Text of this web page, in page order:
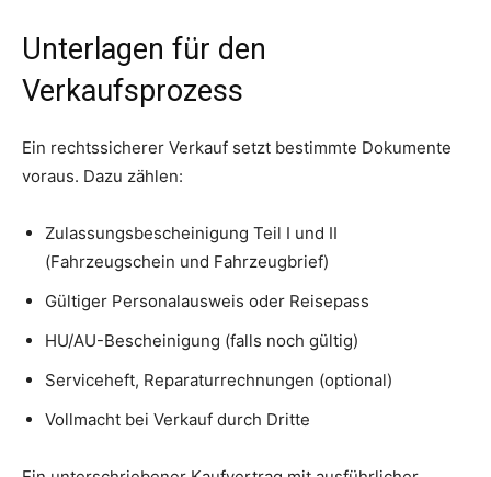
Unterlagen für den
Verkaufsprozess
Ein rechtssicherer Verkauf setzt bestimmte Dokumente
voraus. Dazu zählen:
Zulassungsbescheinigung Teil I und II
(Fahrzeugschein und Fahrzeugbrief)
Gültiger Personalausweis oder Reisepass
HU/AU-Bescheinigung (falls noch gültig)
Serviceheft, Reparaturrechnungen (optional)
Vollmacht bei Verkauf durch Dritte